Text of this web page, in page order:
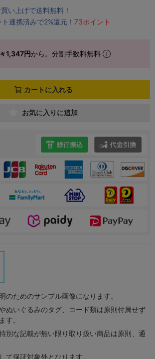
い上げで送料無料！
連携済みで2%還元！ 73ポイント
1,347円から。分割手数料無料
カートに入れる
お気に入りに追加
のためのサンプル画像になります。
ぬいぐるみのタグ、コード類は原則付属せず
す。
別な記載が無い限り取り扱い商品は原則、通
て保証対象外となります。